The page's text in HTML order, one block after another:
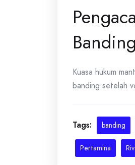
Kuasa hukum
banding setelah
Tags: banding
Pertamina